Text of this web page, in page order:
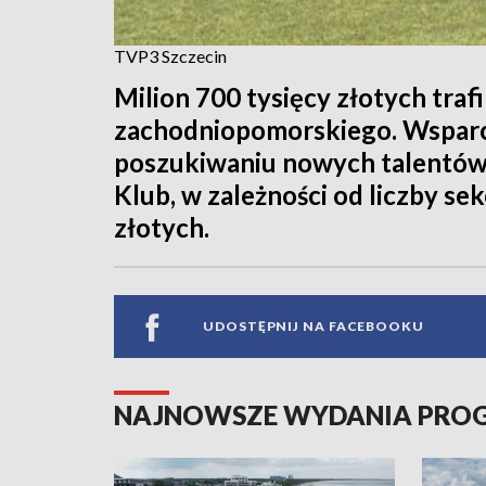
TVP3 Szczecin
Milion 700 tysięcy złotych
zachodniopomorskiego.
poszukiwaniu nowych
Klub, w zależności od liczby
złotych.
UDOSTĘPNIJ NA FACEBOOKU
NAJNOWSZE WYDANIA